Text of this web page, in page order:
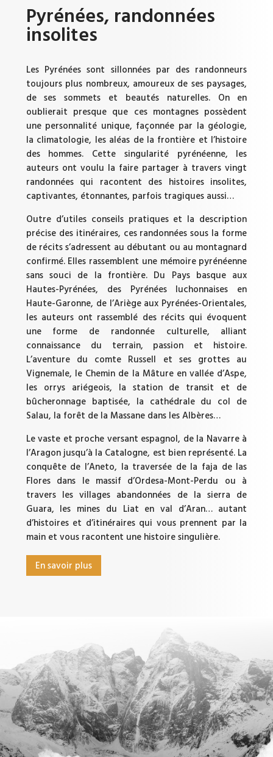
Pyrénées, randonnées
insolites
Les Pyrénées sont sillonnées par des randonneurs
toujours plus nombreux, amoureux de ses paysages,
de ses sommets et beautés naturelles. On en
oublierait presque que ces montagnes possèdent
une personnalité unique, façonnée par la géologie,
la climatologie, les aléas de la frontière et l’histoire
des hommes. Cette singularité pyrénéenne, les
auteurs ont voulu la faire partager à travers vingt
randonnées qui racontent des histoires insolites,
captivantes, étonnantes, parfois tragiques aussi…
Outre d’utiles conseils pratiques et la description
précise des itinéraires, ces randonnées sous la forme
de récits s’adressent au débutant ou au montagnard
confirmé. Elles rassemblent une mémoire pyrénéenne
sans souci de la frontière. Du Pays basque aux
Hautes-Pyrénées, des Pyrénées luchonnaises en
Haute-Garonne, de l’Ariège aux Pyrénées-Orientales,
les auteurs ont rassemblé des récits qui évoquent
une forme de randonnée culturelle, alliant
connaissance du terrain, passion et histoire.
L’aventure du comte Russell et ses grottes au
Vignemale, le Chemin de la Mâture en vallée d’Aspe,
les orrys ariégeois, la station de transit et de
bûcheronnage baptisée, la cathédrale du col de
Salau, la forêt de la Massane dans les Albères…
Le vaste et proche versant espagnol, de la Navarre à
l’Aragon jusqu’à la Catalogne, est bien représenté. La
conquête de l’Aneto, la traversée de la faja de las
Flores dans le massif d’Ordesa-Mont-Perdu ou à
travers les villages abandonnées de la sierra de
Guara, les mines du Liat en val d’Aran… autant
d’histoires et d’itinéraires qui vous prennent par la
main et vous racontent une histoire singulière.
En savoir plus